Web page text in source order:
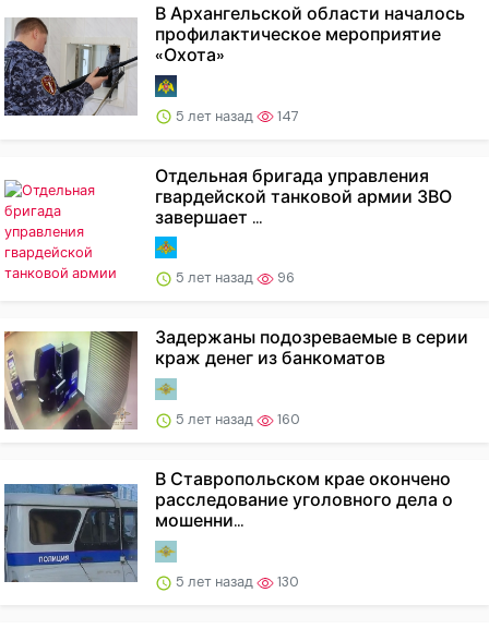
В Архангельской области началось
профилактическое мероприятие
«Охота»
5 лет назад 147
Отдельная бригада управления
гвардейской танковой армии ЗВО
завершает ...
5 лет назад 96
Задержаны подозреваемые в серии
краж денег из банкоматов
5 лет назад 160
В Ставропольском крае окончено
расследование уголовного дела о
мошенни...
5 лет назад 130